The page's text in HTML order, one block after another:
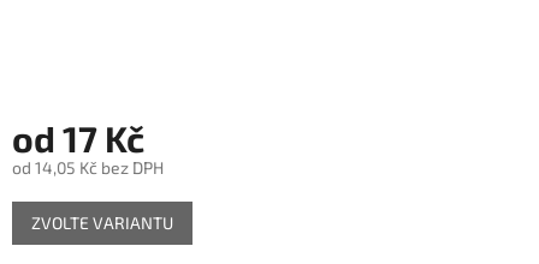
od 17 Kč
od 14,05 Kč bez DPH
Měrná
cena:
ZVOLTE VARIANTU